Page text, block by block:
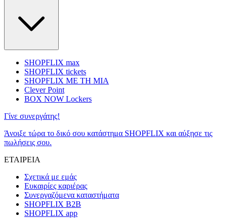
SHOPFLIX max
SHOPFLIX tickets
SHOPFLIX ΜΕ ΤΗ ΜΙΑ
Clever Point
BOX NOW Lockers
Γίνε συνεργάτης!
Άνοιξε τώρα το δικό σου κατάστημα SHOPFLIX και αύξησε τις
πωλήσεις σου.
ΕΤΑΙΡΕΙΑ
Σχετικά με εμάς
Ευκαιρίες καριέρας
Συνεργαζόμενα καταστήματα
SHOPFLIX B2B
SHOPFLIX app